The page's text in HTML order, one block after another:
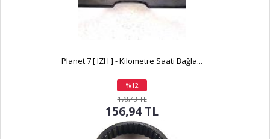
Planet 7 [ IZH ] - Kilometre Saati Bağla...
%12
indirim
178,43 TL
156,94 TL